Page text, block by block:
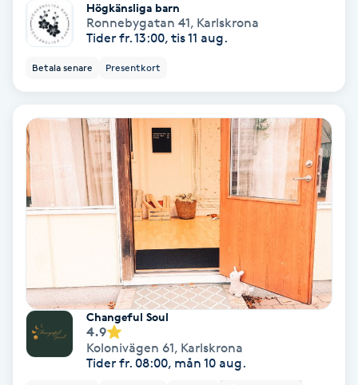
Rakning
Reflexologi
Reiki
Reikihealing
Restorative Yoga
Rosacea
Högkänsliga barn
Ronnebygatan 41, Karlskrona
Tider fr. 13:00, tis 11 aug.
Betala senare Presentkort
Changeful Soul
4.9
Kolonivägen 61, Karlskrona
Tider fr. 08:00, mån 10 aug.